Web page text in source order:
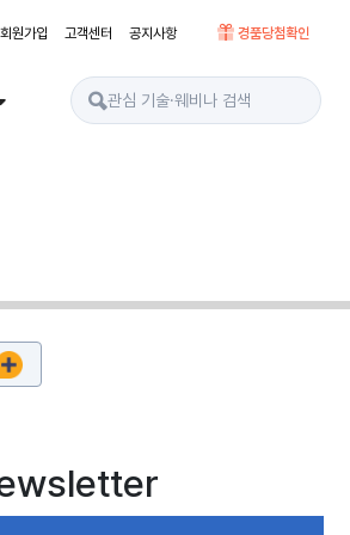
회원가입 고객센터 공지사항 경품당첨확인